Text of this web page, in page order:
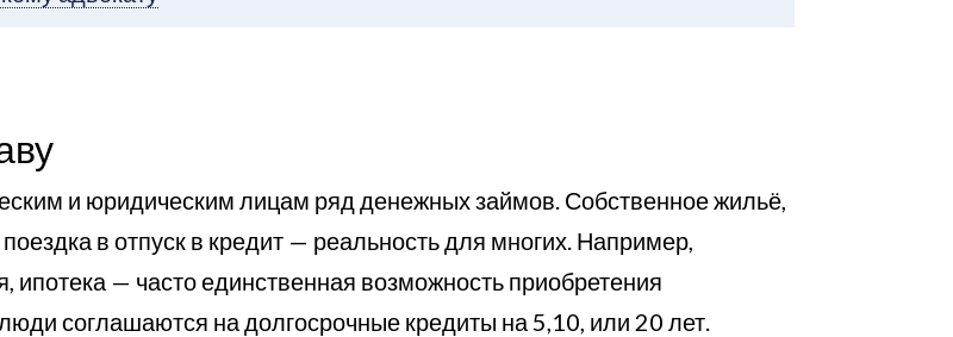
и юридическим лицам ряд денежных займов. Собственное жильё,
в отпуск в кредит — реальность для многих. Например,
ипотека — часто единственная возможность приобретения
соглашаются на долгосрочные кредиты на 5,10, или 20 лет.